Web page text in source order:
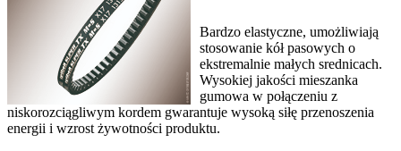
Bardzo elastyczne, umożliwiają
stosowanie kół pasowych o
ekstremalnie małych srednicach.
Wysokiej jakości mieszanka
gumowa w połączeniu z
niskorozciągliwym kordem gwarantuje wysoką siłę przenoszenia
energii i wzrost żywotności produktu.